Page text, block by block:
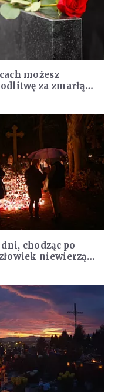
możesz
za zmarłą
na pewno
chodząc po
niewierzący.